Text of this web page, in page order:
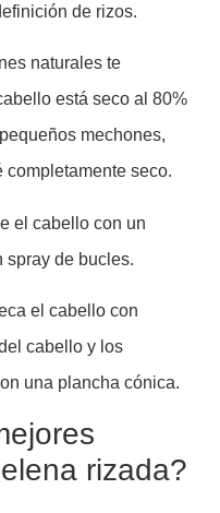
de rizos.
naturales te
está seco al 80%
mechones,
completamente seco.
el cabello con un
spray de bucles.
el cabello con
cabello y los
una plancha cónica.
rizada?